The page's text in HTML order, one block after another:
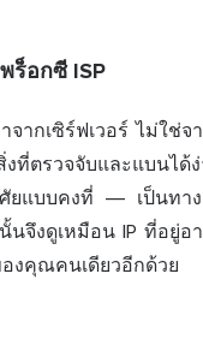
ร็อกซี ISP
ากเซิร์ฟเวอร์ ไม่ใช่จ
ที่ตรวจจับและแบนได้
ยแบบคงที่ — เป็นทา
นจึงดูเหมือน IP ที่อยู่
งคุณคนเดียวอีกด้วย